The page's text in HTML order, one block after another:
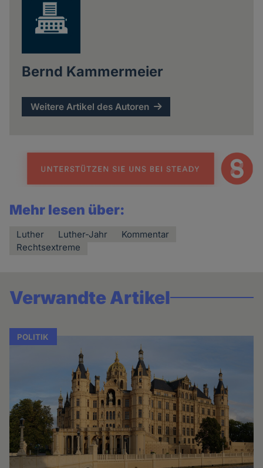
Bernd Kammermeier
Weitere Artikel des Autoren
Mehr lesen über:
Luther Luther-Jahr
Kommentar
Rechtsextreme
Verwandte Artikel
POLITIK